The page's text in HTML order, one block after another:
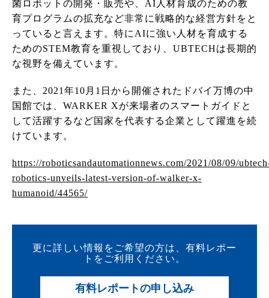
菌ロボットの開発・販売や、AI人材育成のための教
育プログラムの拡充など非常に戦略的な経営方針をと
っていると言えます。特にAIに強い人材を育成する
ためのSTEM教育を重視しており、UBTECHは長期的
な視野を備えています。
また、2021年10月1日から開催されたドバイ万博の中
国館では、WARKER Xが来場者のスマートガイドと
して活躍するなど国家を代表する企業として躍進を続
けています。
https://roboticsandautomationnews.com/2021/08/09/
robotics-unveils-latest-version-of-walker-x-
humanoid/44565/
更に詳しい情報をご希望の方は、有料レポー
トをご利用ください。
有料レポートの申し込み